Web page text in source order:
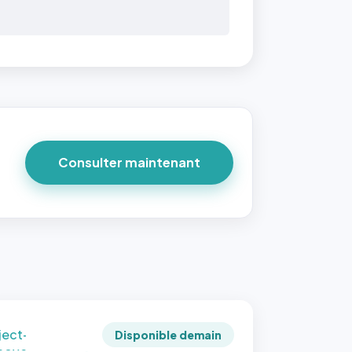
Consulter maintenant
par
1:1
Disponible demain